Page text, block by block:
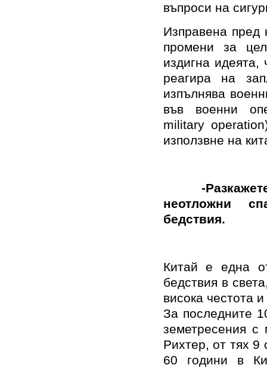
въпроси на
Изправена пред
промени за
издигна
реагира на
изпълнява
във военни
military
използвне на
-Разкажете
неотложни
бедствия.
Китай е една
бедствия в
висока честота
За последните
земетресения с
Рихтер, от тях
60 години в